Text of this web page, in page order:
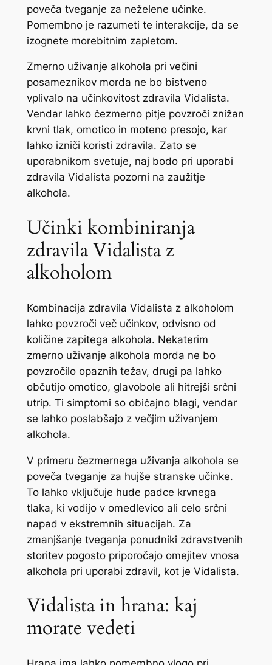
poveča tveganje za neželene učinke.
Pomembno je razumeti te interakcije, da se
izognete morebitnim zapletom.
Zmerno uživanje alkohola pri večini
posameznikov morda ne bo bistveno
vplivalo na učinkovitost zdravila Vidalista.
Vendar lahko čezmerno pitje povzroči znižan
krvni tlak, omotico in moteno presojo, kar
lahko izniči koristi zdravila. Zato se
uporabnikom svetuje, naj bodo pri uporabi
zdravila Vidalista pozorni na zaužitje
alkohola.
Učinki kombiniranja
zdravila Vidalista z
alkoholom
Kombinacija zdravila Vidalista z alkoholom
lahko povzroči več učinkov, odvisno od
količine zapitega alkohola. Nekaterim
zmerno uživanje alkohola morda ne bo
povzročilo opaznih težav, drugi pa lahko
občutijo omotico, glavobole ali hitrejši srčni
utrip. Ti simptomi so običajno blagi, vendar
se lahko poslabšajo z večjim uživanjem
alkohola.
V primeru čezmernega uživanja alkohola se
poveča tveganje za hujše stranske učinke.
To lahko vključuje hude padce krvnega
tlaka, ki vodijo v omedlevico ali celo srčni
napad v ekstremnih situacijah. Za
zmanjšanje tveganja ponudniki zdravstvenih
storitev pogosto priporočajo omejitev vnosa
alkohola pri uporabi zdravil, kot je Vidalista.
Vidalista in hrana: kaj
morate vedeti